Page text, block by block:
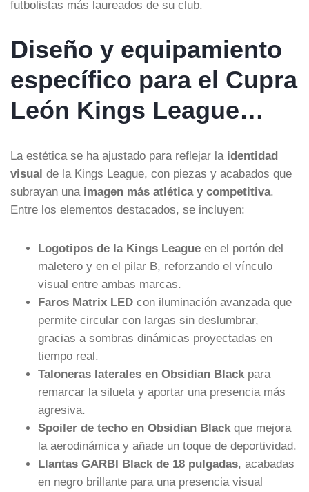
futbolistas más laureados de su club.
Diseño y equipamiento
específico para el Cupra
León Kings League…
La estética se ha ajustado para reflejar la identidad
visual de la Kings League, con piezas y acabados que
subrayan una imagen más atlética y competitiva.
Entre los elementos destacados, se incluyen:
Logotipos de la Kings League en el portón del
maletero y en el pilar B, reforzando el vínculo
visual entre ambas marcas.
Faros Matrix LED con iluminación avanzada que
permite circular con largas sin deslumbrar,
gracias a sombras dinámicas proyectadas en
tiempo real.
Taloneras laterales en Obsidian Black para
remarcar la silueta y aportar una presencia más
agresiva.
Spoiler de techo en Obsidian Black que mejora
la aerodinámica y añade un toque de deportividad.
Llantas GARBI Black de 18 pulgadas, acabadas
en negro brillante para una presencia visual